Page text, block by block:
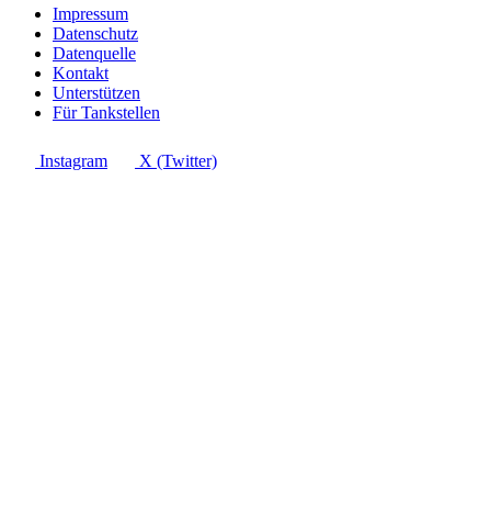
Impressum
Datenschutz
Datenquelle
Kontakt
Unterstützen
Für Tankstellen
Instagram X (Twitter)